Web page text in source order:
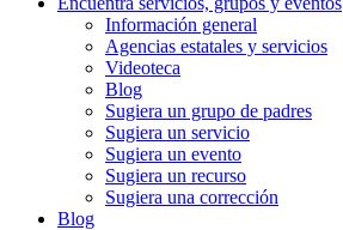
Información general
Agencias estatales y servicios
Videoteca
Blog
Sugiera un grupo de padres
Sugiera un servicio
Sugiera un evento
Sugiera un recurso
Sugiera una corrección
Blog